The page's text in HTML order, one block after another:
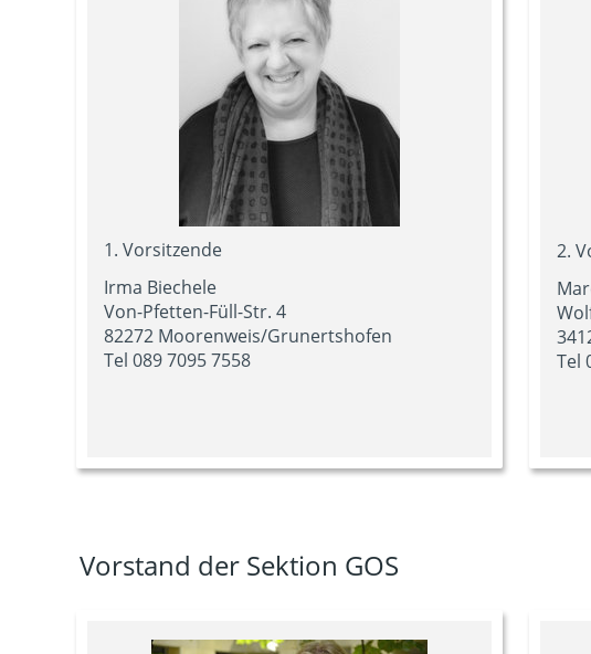
1. Vorsitzende
Irma Biechele
Von-Pfetten-Füll-Str. 4
82272 Moorenweis/Grunertshofen
Tel 089 7095 7558
2.
Tel
Vorstand der Sektion GOS